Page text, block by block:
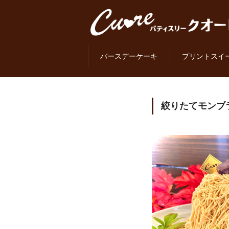
バースデーケーキ プリントスイ
絞りたてモンブ